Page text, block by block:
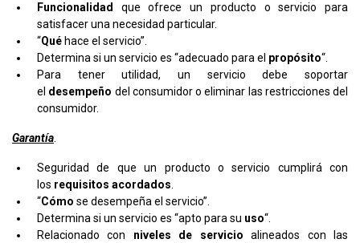
Funcionalidad
que ofrece un producto o servicio para
satisfacer una necesidad particular.
“Qué hace el servicio”.
Determina si un servicio es “adecuado para el propósito“.
Para tener utilidad, un servicio debe soportar
el desempeño del consumidor o eliminar las restricciones del
consumidor.
Garantía
Seguridad de que un producto o servicio cumplirá con
los requisitos acordados
“Cómo se desempeña el servicio”.
Determina si un servicio es “apto para su uso“.
Relacionado con niveles de servicio alineados con las